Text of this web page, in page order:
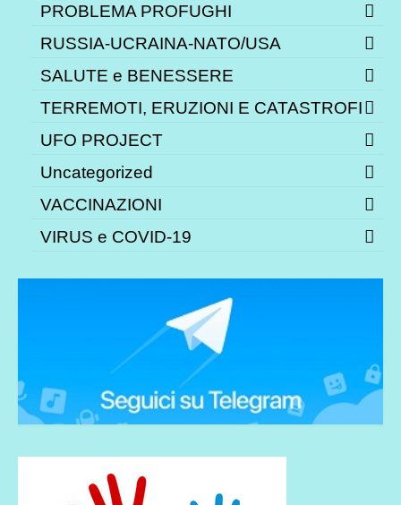
PROBLEMA PROFUGHI
RUSSIA-UCRAINA-NATO/USA
SALUTE e BENESSERE
TERREMOTI, ERUZIONI E CATASTROFI
UFO PROJECT
Uncategorized
VACCINAZIONI
VIRUS e COVID-19